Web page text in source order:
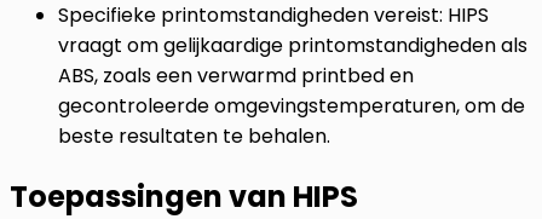
Specifieke printomstandigheden vereist: HIPS
vraagt om gelijkaardige printomstandigheden als
ABS, zoals een verwarmd printbed en
gecontroleerde omgevingstemperaturen, om de
beste resultaten te behalen.
Toepassingen van HIPS